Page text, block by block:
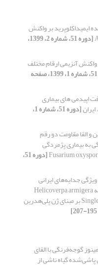
ایمیداکلوپرید بر واکنش
[دوره 51، شماره 2، 1399،
واکنش آنزیمی ارقام مختلف
[دوره 51، شماره 1، 1399، صفحه
اپیدمی های بیماری
[دوره 51، شماره 1،
القا مقاومت دو رقم
به بیماری پژمردگی
[دوره 51،
جدایه‌های ایرانی
ویروس چندوجهی هسته‌ای کرم غوزه پنبه Helicoverpa armigera
Single Nucleopolyhedro virus (HearSNPV) بر مبنای ژن پلی‌هدرین
گوجه‌فرنگی با القای
گیاه ناشی از